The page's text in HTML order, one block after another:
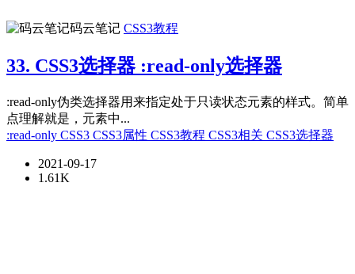
码云笔记 CSS3教程
33. CSS3选择器 :read-only选择器
:read-only伪类选择器用来指定处于只读状态元素的样式。简单
点理解就是，元素中...
:read-only CSS3 CSS3属性 CSS3教程 CSS3相关 CSS3选择器
2021-09-17
1.61K